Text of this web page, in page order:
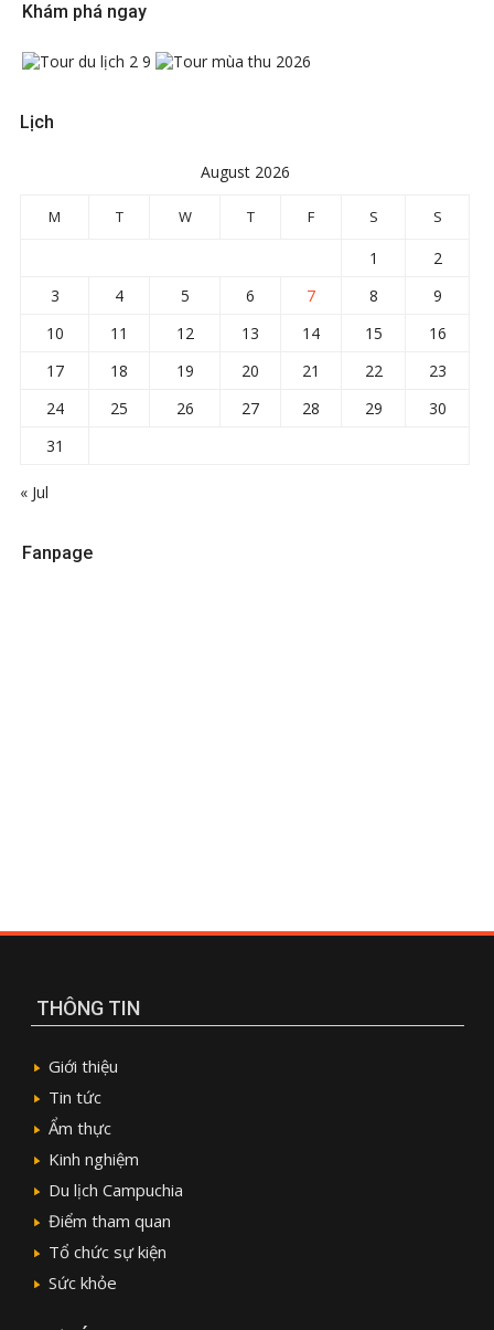
Khám phá ngay
Lịch
August 2026
M T W T F S S
1
2
3
4 5 6 7 8
9
10
11 12 13 14 15
16
17
18 19 20 21 22
23
24
25 26 27 28 29
30
31
« Jul
Fanpage
THÔNG TIN
Giới thiệu
Tin tức
Ẩm thực
Kinh nghiệm
Du lịch Campuchia
Điểm tham quan
Tổ chức sự kiện
Sức khỏe